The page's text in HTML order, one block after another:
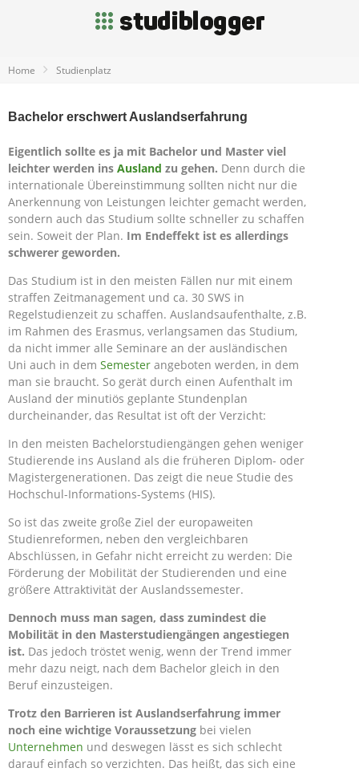
Home Studienplatz
Bachelor erschwert Auslandserfahrung
Eigentlich sollte es ja mit Bachelor und Master viel
leichter werden ins Ausland zu gehen. Denn durch die
internationale Übereinstimmung sollten nicht nur die
Anerkennung von Leistungen leichter gemacht werden,
sondern auch das Studium sollte schneller zu schaffen
sein. Soweit der Plan. Im Endeffekt ist es allerdings
schwerer geworden.
Das Studium ist in den meisten Fällen nur mit einem
straffen Zeitmanagement und ca. 30 SWS in
Regelstudienzeit zu schaffen. Auslandsaufenthalte, z.B.
im Rahmen des Erasmus, verlangsamen das Studium,
da nicht immer alle Seminare an der ausländischen
Uni auch in dem Semester angeboten werden, in dem
man sie braucht. So gerät durch einen Aufenthalt im
Ausland der minutiös geplante Stundenplan
durcheinander, das Resultat ist oft der Verzicht:
In den meisten Bachelorstudiengängen gehen weniger
Studierende ins Ausland als die früheren Diplom- oder
Magistergenerationen. Das zeigt die neue Studie des
Hochschul-Informations-Systems (HIS).
So ist das zweite große Ziel der europaweiten
Studienreformen, neben den vergleichbaren
Abschlüssen, in Gefahr nicht erreicht zu werden: Die
Förderung der Mobilität der Studierenden und eine
größere Attraktivität der Auslandssemester.
Dennoch muss man sagen, dass zumindest die
Mobilität in den Masterstudiengängen angestiegen
ist. Das jedoch tröstet wenig, wenn der Trend immer
mehr dazu neigt, nach dem Bachelor gleich in den
Beruf einzusteigen.
Trotz den Barrieren ist Auslandserfahrung immer
noch eine wichtige Voraussetzung bei vielen
Unternehmen und deswegen lässt es sich schlecht
darauf einfach so verzichten. Das heißt, das sich eine